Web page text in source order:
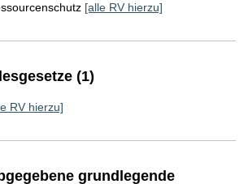
[alle RV hierzu]
(1)
RV hierzu]
grundlegende